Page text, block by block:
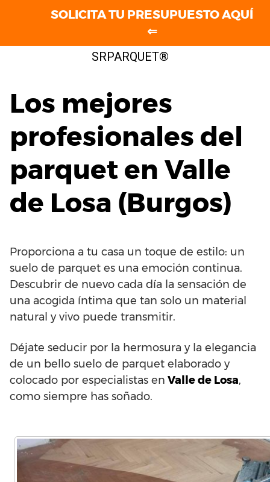
SRPARQUET®
Los mejores
profesionales del
parquet en Valle
de Losa (Burgos)
Proporciona a tu casa un toque de estilo: un
suelo de parquet es una emoción continua.
Descubrir de nuevo cada día la sensación de
una acogida íntima que tan solo un material
natural y vivo puede transmitir.
Déjate seducir por la hermosura y la elegancia
de un bello suelo de parquet elaborado y
colocado por especialistas en Valle de Losa,
como siempre has soñado.
SOLICITA TU PRESUPUESTO AQUÍ
⇐